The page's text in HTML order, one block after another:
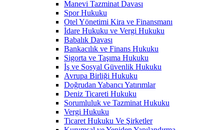
Manevi Tazminat Davası
Spor Hukuku
Otel Yönetimi Kira ve Finansmanı
İdare Hukuku ve Vergi Hukuku
Babalık Davası
Bankacılık ve Finans Hukuku
Sigorta ve Taşıma Hukuku
İş ve Sosyal Güvenlik Hukuku
Avrupa Birliği Hukuku
Doğrudan Yabancı Yatırımlar
Deniz Ticareti Hukuku
Sorumluluk ve Tazminat Hukuku
Vergi Hukuku
Ticaret Hukuku Ve Şirketler